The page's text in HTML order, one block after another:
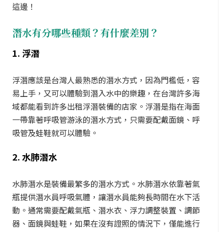
這邊！
潛水有分哪些種類？有什麼差別？
1. 浮潛
浮潛應該是台灣人最熟悉的潛水方式，因為門檻低，容
易上手，又可以體驗到潛入水中的樂趣，在台灣許多海
域都能看到許多出租浮潛裝備的店家。浮潛是指在海面
一帶靠著呼吸管游泳的潛水方式，只需要配戴面鏡、呼
吸管及蛙鞋就可以體驗。
2. 水肺潛水
水肺潛水是裝備最繁多的潛水方式。水肺潛水依靠著氣
瓶提供潛水員呼吸氣體，讓潛水員能夠長時間在水下活
動。通常需要配戴氣瓶、潛水衣、浮力調整裝置、調節
器、面鏡與蛙鞋，如果在沒有證照的情況下，僅能進行